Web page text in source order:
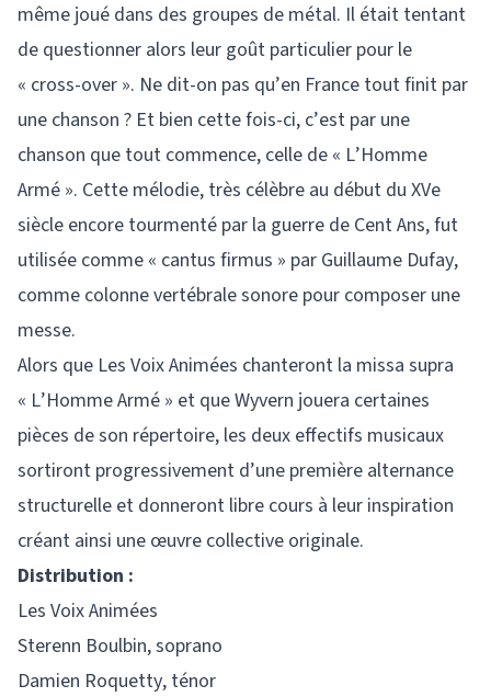
même joué dans des groupes de métal. Il était tentant
de questionner alors leur goût particulier pour le
« cross-over ». Ne dit-on pas qu’en France tout finit par
une chanson ? Et bien cette fois-ci, c’est par une
chanson que tout commence, celle de « L’Homme
Armé ». Cette mélodie, très célèbre au début du XVe
siècle encore tourmenté par la guerre de Cent Ans, fut
utilisée comme « cantus firmus » par Guillaume Dufay,
comme colonne vertébrale sonore pour composer une
messe.
Alors que Les Voix Animées chanteront la missa supra
« L’Homme Armé » et que Wyvern jouera certaines
pièces de son répertoire, les deux effectifs musicaux
sortiront progressivement d’une première alternance
structurelle et donneront libre cours à leur inspiration
créant ainsi une œuvre collective originale.
Distribution :
Les Voix Animées
Sterenn Boulbin, soprano
Damien Roquetty, ténor